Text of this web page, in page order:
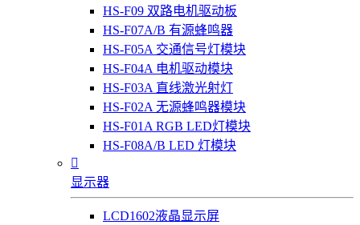
HS-F09 双路电机驱动板
HS-F07A/B 有源蜂鸣器
HS-F05A 交通信号灯模块
HS-F04A 电机驱动模块
HS-F03A 直线激光射灯
HS-F02A 无源蜂鸣器模块
HS-F01A RGB LED灯模块
HS-F08A/B LED 灯模块

显示器
LCD1602液晶显示屏